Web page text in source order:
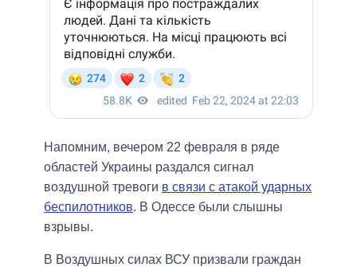
Напомним, вечером 22 февраля в ряде
областей Украины раздался сигнал
воздушной тревоги в связи с атакой ударных
беспилотников. В Одессе были слышны
взрывы.
В Воздушных силах ВСУ призвали граждан